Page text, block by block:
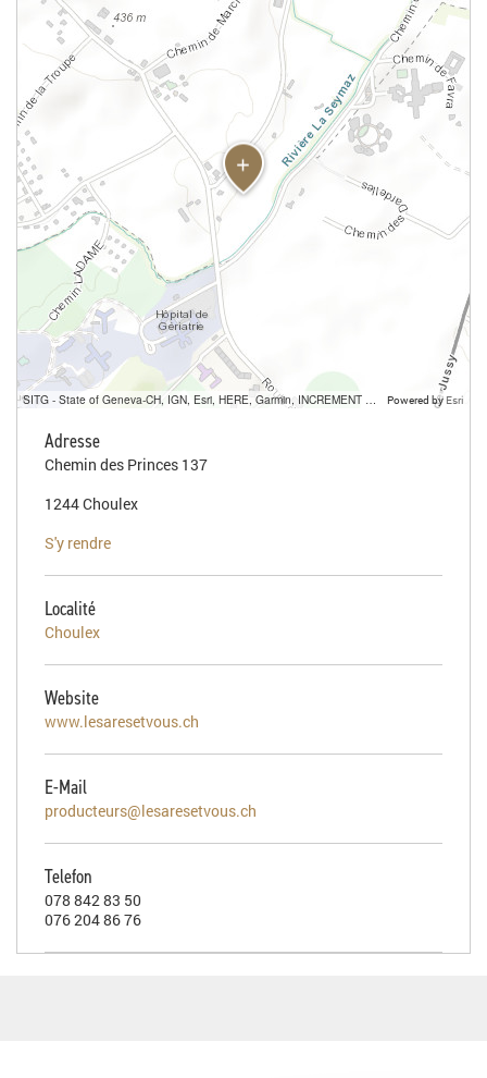
SITG - State of Geneva-CH, IGN, Esri, HERE, Garmin, INCREMENT P, USGS, METI/NASA Powered by Esri
Adresse
Chemin des Princes 137
1244 Choulex
S'y rendre
Localité
Choulex
Website
www.lesaresetvous.ch
E-Mail
producteurs@lesaresetvous.ch
Telefon
078 842 83 50
076 204 86 76